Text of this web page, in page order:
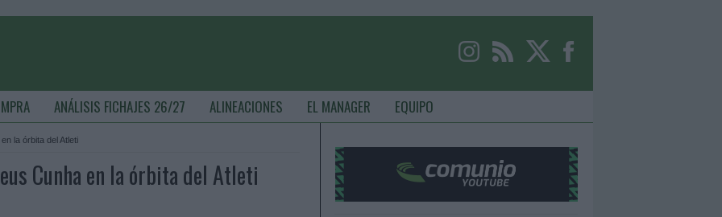
ANÁLISIS FICHAJES 26/27 ALINEACIONES EL MANAGER EQUIPO
la órbita del Atleti
Cunha en la órbita del Atleti